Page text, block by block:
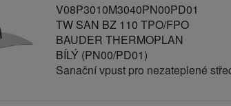
V08P3010M3040PN00PD01
TW SAN BZ 110 TPO/FPO
BAUDER THERMOPLAN
BÍLÝ (PN00/PD01)
Sanační vpust pro nezateplené